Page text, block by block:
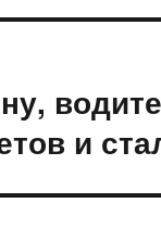
и